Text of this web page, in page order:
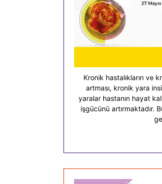
Kronik hastalıkların ve
artması, kronik yara
yaralar hastanın hayat
işgücünü artırmaktadır.